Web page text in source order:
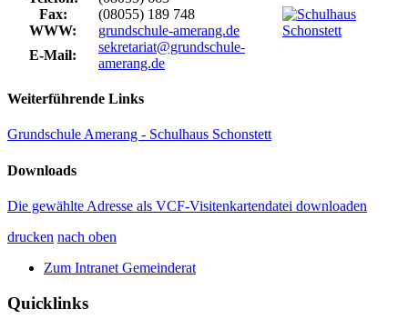
Fax:
(08055) 189 748
WWW:
grundschule-amerang.de
E-Mail:
sekretariat@grundschule-
amerang.de
Weiterführende Links
Grundschule Amerang - Schulhaus Schonstett
Downloads
Die gewählte Adresse als VCF-Visitenkartendatei downloaden
drucken nach oben
Zum Intranet Gemeinderat
Quicklinks